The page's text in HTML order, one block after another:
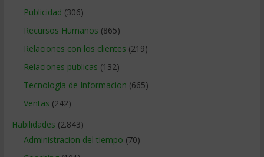
Publicidad (306)
Recursos Humanos (865)
Relaciones con los clientes (219)
Relaciones publicas (132)
Tecnologia de Informacion (665)
Ventas (242)
Habilidades (2.843)
Administracion del tiempo (70)